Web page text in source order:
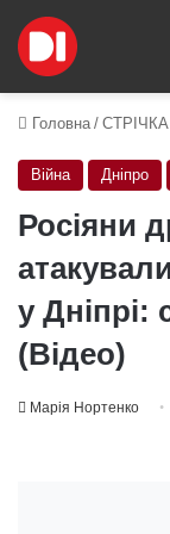
Головна /
Війна Дніпро
Росіяни
у Дніпрі:
(Відео)
Марія Нортенко